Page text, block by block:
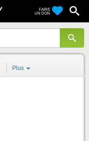
FAIRE
UN DON
Plus